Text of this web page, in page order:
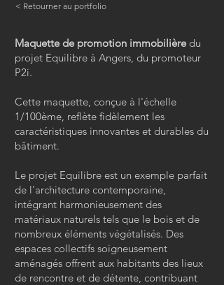
< Retourner au portfolio
Maquette de promotion immobilière du
projet Equilibre à Angers, du promoteur
P2i.
Cette maquette, conçue à l'échelle
1/100ème, reflète fidèlement les
caractéristiques innovantes et durables du
bâtiment.
Le projet Equilibre est un exemple parfait
de l'architecture contemporaine,
intégrant harmonieusement des
matériaux naturels tels que le bois et de
nombreux éléments végétalisés. Des
espaces collectifs soigneusement
aménagés offrent aux habitants des lieux
de rencontre et de détente, contribuant